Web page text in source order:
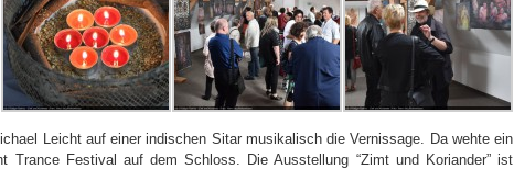
Leicht auf einer indischen Sitar musikalisch die Vernissage. Da wehte ein
Trance Festival auf dem Schloss. Die Ausstellung “Zimt und Koriander” ist